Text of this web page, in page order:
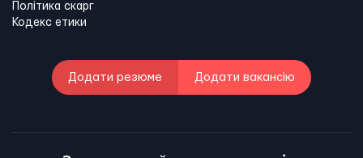
Політика скарг
Кодекс етики
Додати резюме Додати вакансію